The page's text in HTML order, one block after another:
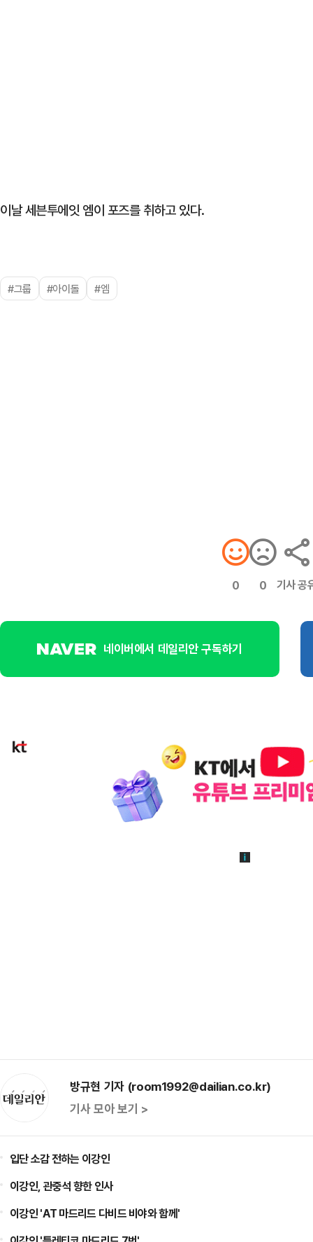
이날 세븐투에잇 엠이 포즈를 취하고 있다.
#그룹 #아이돌 #엠
0 0 기사 공
네이버에서 데일리안 구독하기
방규현 기자 (room1992@dailian.co.kr)
기사 모아 보기 >
입단 소감 전하는 이강인
이강인, 관중석 향한 인사
이강인 'AT 마드리드 다비드 비야와 함께'